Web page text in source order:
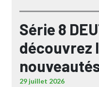
Série 8
découvrez
29 juillet 2026